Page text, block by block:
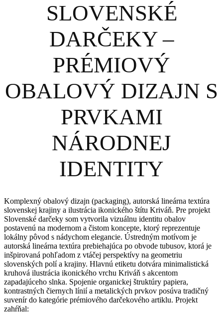
SLOVENSKÉ
DARČEKY –
PRÉMIOVÝ
OBALOVÝ DIZAJN S
PRVKAMI
NÁRODNEJ
IDENTITY
Komplexný obalový dizajn (packaging), autorská lineárna textúra
slovenskej krajiny a ilustrácia ikonického štítu Kriváň. Pre projekt
Slovenské darčeky som vytvorila vizuálnu identitu obalov
postavenú na modernom a čistom koncepte, ktorý reprezentuje
lokálny pôvod s nádychom elegancie. Ústredným motívom je
autorská lineárna textúra prebiehajúca po obvode tubusov, ktorá je
inšpirovaná pohľadom z vtáčej perspektívy na geometriu
slovenských polí a krajiny. Hlavnú etiketu dotvára minimalistická
kruhová ilustrácia ikonického vrchu Kriváň s akcentom
zapadajúceho slnka. Spojenie organickej štruktúry papiera,
kontrastných čiernych línií a metalických prvkov posúva tradičný
suvenír do kategórie prémiového darčekového artiklu. Projekt
zahŕňal: